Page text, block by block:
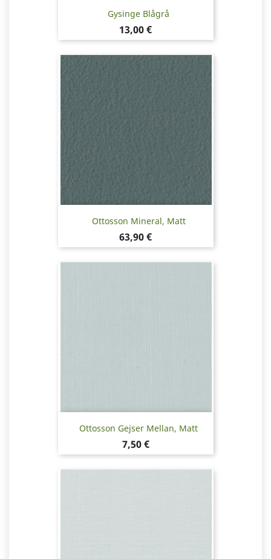
Gysinge Blågrå
Pris
13,00 €
Ottosson Mineral, Matt
Pris
63,90 €
Ottosson Gejser Mellan, Matt
Pris
7,50 €